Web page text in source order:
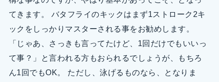
てきます。 バタフライのキックはまず1ストローク2キ
ックをしっかりマスターされる事をお勧めします。
「じゃあ、さっきも言ってたけど、1回だけでもいいっ
て事？」と言われる方もおられるでしょうが、もちろ
ん1回でもOK。 ただし、泳げるものなら、となりま